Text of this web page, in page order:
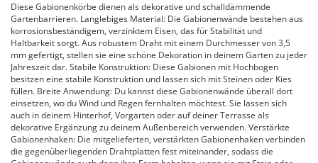
Diese Gabionenkörbe dienen als dekorative und schalldämmende
Gartenbarrieren. Langlebiges Material: Die Gabionenwände bestehen aus
korrosionsbeständigem, verzinktem Eisen, das für Stabilität und
Haltbarkeit sorgt. Aus robustem Draht mit einem Durchmesser von 3,5
mm gefertigt, stellen sie eine schöne Dekoration in deinem Garten zu jeder
Jahreszeit dar. Stabile Konstruktion: Diese Gabionen mit Hochbogen
besitzen eine stabile Konstruktion und lassen sich mit Steinen oder Kies
füllen. Breite Anwendung: Du kannst diese Gabionenwände überall dort
einsetzen, wo du Wind und Regen fernhalten möchtest. Sie lassen sich
auch in deinem Hinterhof, Vorgarten oder auf deiner Terrasse als
dekorative Ergänzung zu deinem Außenbereich verwenden. Verstärkte
Gabionenhaken: Die mitgelieferten, verstärkten Gabionenhaken verbinden
die gegenüberliegenden Drahtplatten fest miteinander, sodass die